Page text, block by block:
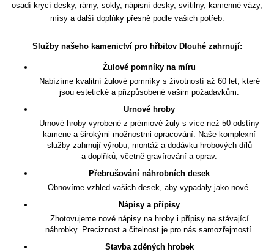
osadí krycí desky, rámy, sokly, nápisní desky, svítilny, kamenné vázy,
mísy a další doplňky přesně podle vašich potřeb.
Služby našeho kamenictví pro hřbitov Dlouhé zahrnují:
Žulové pomníky na míru
Nabízíme kvalitní žulové pomníky s životností až 60 let, které
jsou estetické a přizpůsobené vašim požadavkům.
Urnové hroby
Urnové hroby vyrobené z prémiové žuly s více než 50 odstíny
kamene a širokými možnostmi opracování. Naše komplexní
služby zahrnují výrobu, montáž a dodávku hrobových dílů
a doplňků, včetně gravírování a oprav.
Přebrušování náhrobních desek
Obnovíme vzhled vašich desek, aby vypadaly jako nové.
Nápisy a přípisy
Zhotovujeme nové nápisy na hroby i přípisy na stávající
náhrobky. Preciznost a čitelnost je pro nás samozřejmostí.
Stavba zděných hrobek